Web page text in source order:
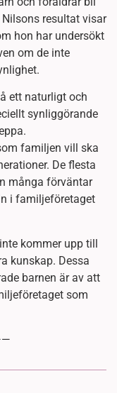
resultat visar
hon har undersökt
om de inte
ett naturligt och
synliggörande
familjen vill ska
De flesta
många förväntar
i familjeföretaget
kommer upp till
kunskap. Dessa
barnen är av att
som